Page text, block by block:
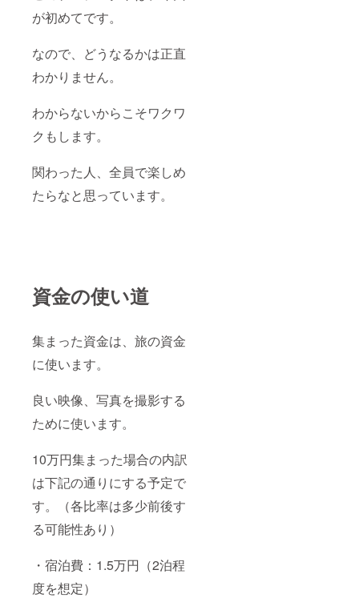
が初めてです。
なので、どうなるかは正直
わかりません。
わからないからこそワクワ
クもします。
関わった人、全員で楽しめ
たらなと思っています。
資金の使い道
集まった資金は、旅の資金
に使います。
良い映像、写真を撮影する
ために使います。
10万円集まった場合の内訳
は下記の通りにする予定で
す。（各比率は多少前後す
る可能性あり）
・宿泊費：1.5万円（2泊程
度を想定）